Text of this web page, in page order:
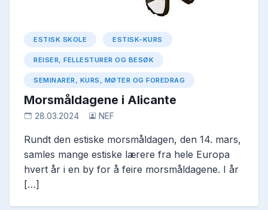
ESTISK SKOLE ESTISK-KURS
REISER, FELLESTURER OG BESØK
SEMINARER, KURS, MØTER OG FOREDRAG
Morsmåldagene i Alicante
28.03.2024 NEF
Rundt den estiske morsmåldagen, den 14. mars,
samles mange estiske lærere fra hele Europa
hvert år i en by for å feire morsmåldagene. I år
[…]